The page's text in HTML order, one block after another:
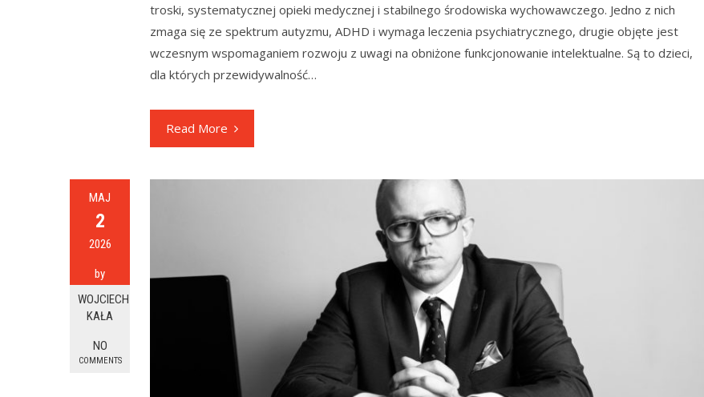
troski, systematycznej opieki medycznej i stabilnego środowiska wychowawczego. Jedno z nich
zmaga się ze spektrum autyzmu, ADHD i wymaga leczenia psychiatrycznego, drugie objęte jest
wczesnym wspomaganiem rozwoju z uwagi na obniżone funkcjonowanie intelektualne. Są to dzieci,
dla których przewidywalność…
Read More
MAJ
2
2026
by
WOJCIECH
KAŁA
NO
COMMENTS